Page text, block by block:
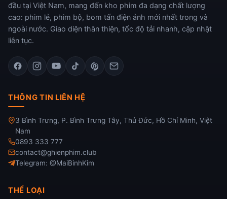
đầu tại Việt Nam, mang đến kho phim đa dạng chất lượng
cao: phim lẻ, phim bộ, bom tấn điện ảnh mới nhất trong và
ngoài nước. Giao diện thân thiện, tốc độ tải nhanh, cập nhật
liên tục.
THÔNG TIN LIÊN HỆ
3 Bình Trưng, P. Bình Trưng Tây, Thủ Đức, Hồ Chí Minh, Việt
Nam
0893 333 777
contact@ghienphim.club
Telegram: @MaiBinhKim
THỂ LOẠI